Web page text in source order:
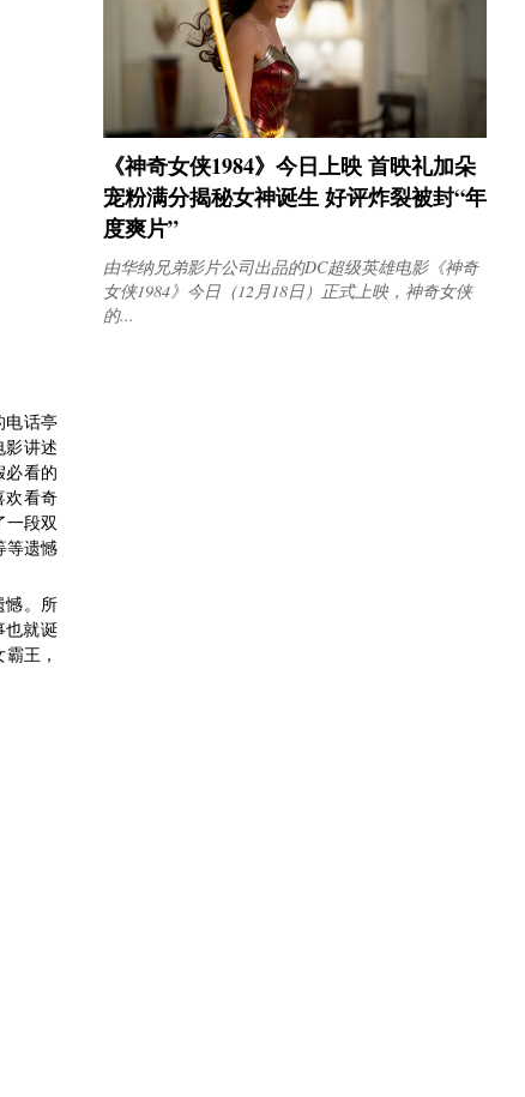
电话亭
影讲述
必看的
欢看奇
一段双
等遗憾
憾。所
也就诞
王，
《神奇女侠1984》今日上映 首映礼加朵
宠粉满分揭秘女神诞生 好评炸裂被封“年
度爽片”
由华纳兄弟影片公司出品的DC超级英雄电影《神奇
女侠1984》今日（12月18日）正式上映，神奇女侠
的...